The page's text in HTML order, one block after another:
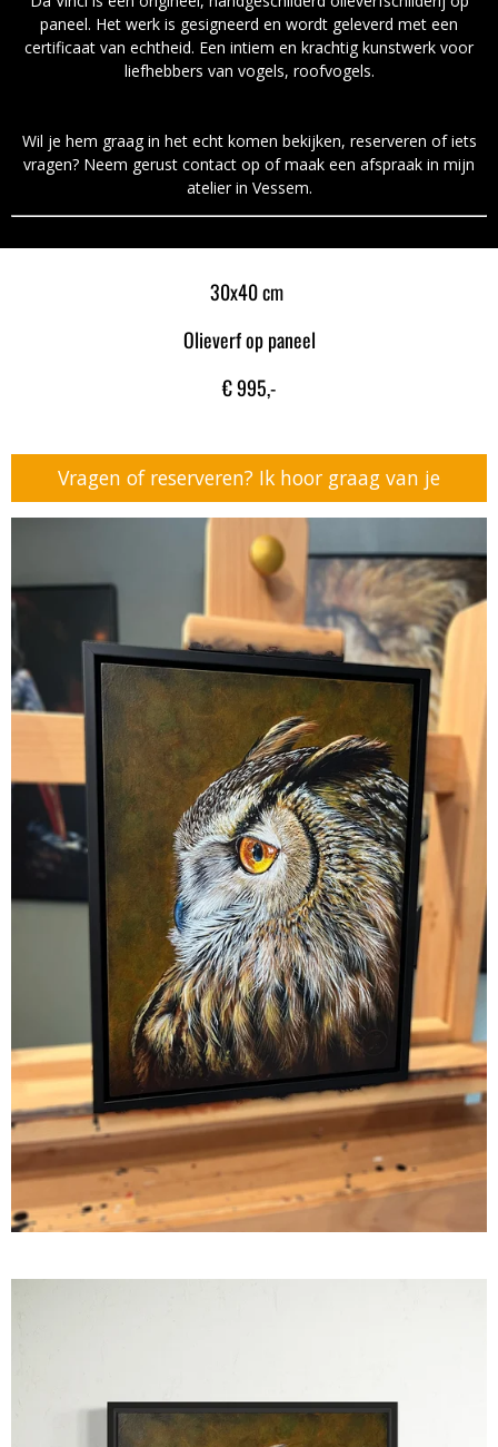
paneel. Het werk is gesigneerd en wordt geleverd met een
certificaat van echtheid. Een intiem en krachtig kunstwerk voor
liefhebbers van vogels, roofvogels.
Wil je hem graag in het echt komen bekijken, reserveren of iets
vragen? Neem gerust contact op of maak een afspraak in mijn
atelier in Vessem.
30x40 cm
Olieverf op paneel
€ 995,-
Vragen of reserveren? Ik hoor graag van je